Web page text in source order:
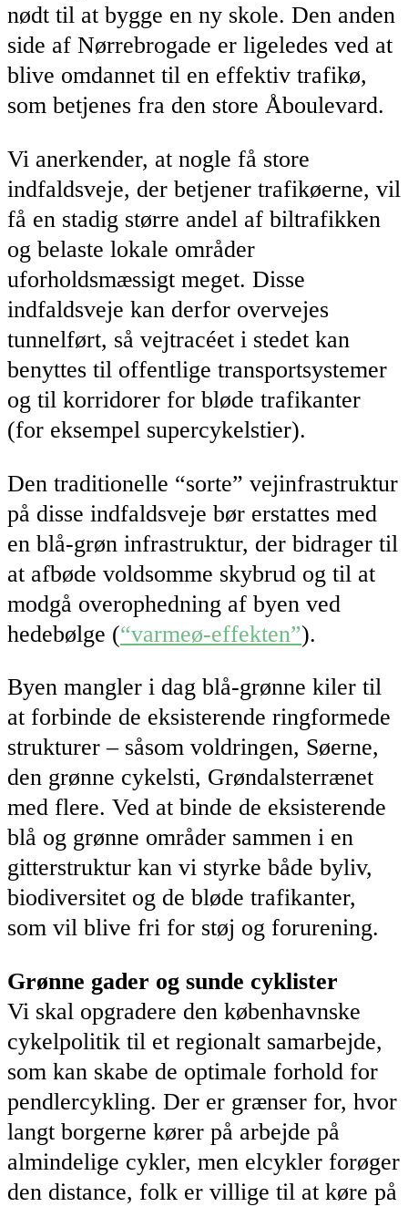
nødt til at bygge en ny skole. Den anden
side af Nørrebrogade er ligeledes ved at
blive omdannet til en effektiv trafikø,
som betjenes fra den store Åboulevard.
Vi anerkender, at nogle få store
indfaldsveje, der betjener trafikøerne, vil
få en stadig større andel af biltrafikken
og belaste lokale områder
uforholdsmæssigt meget. Disse
indfaldsveje kan derfor overvejes
tunnelført, så vejtracéet i stedet kan
benyttes til offentlige transportsystemer
og til korridorer for bløde trafikanter
(for eksempel supercykelstier).
Den traditionelle “sorte” vejinfrastruktur
på disse indfaldsveje bør erstattes med
en blå-grøn infrastruktur, der bidrager til
at afbøde voldsomme skybrud og til at
modgå overophedning af byen ved
hedebølge (“varmeø-effekten”).
Byen mangler i dag blå-grønne kiler til
at forbinde de eksisterende ringformede
strukturer – såsom voldringen, Søerne,
den grønne cykelsti, Grøndalsterrænet
med flere. Ved at binde de eksisterende
blå og grønne områder sammen i en
gitterstruktur kan vi styrke både byliv,
biodiversitet og de bløde trafikanter,
som vil blive fri for støj og forurening.
Grønne gader og sunde cyklister
Vi skal opgradere den københavnske
cykelpolitik til et regionalt samarbejde,
som kan skabe de optimale forhold for
pendlercykling. Der er grænser for, hvor
langt borgerne kører på arbejde på
almindelige cykler, men elcykler forøger
den distance, folk er villige til at køre på